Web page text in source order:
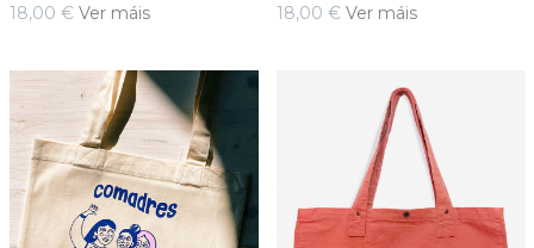
18,00 € Ver máis 18,00 € Ver máis